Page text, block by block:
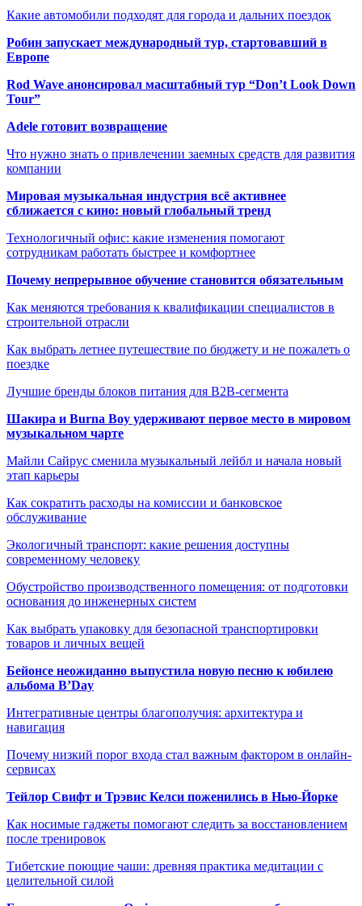
Какие автомобили подходят для города и дальних поездок
Робин запускает международный тур, стартовавший в
Европе
Rod Wave анонсировал масштабный тур “Don’t Look Down
Tour”
Adele готовит возвращение
Что нужно знать о привлечении заемных средств для развития
компании
Мировая музыкальная индустрия всё активнее
сближается с кино: новый глобальный тренд
Технологичный офис: какие изменения помогают
сотрудникам работать быстрее и комфортнее
Почему непрерывное обучение становится обязательным
Как меняются требования к квалификации специалистов в
строительной отрасли
Как выбрать летнее путешествие по бюджету и не пожалеть о
поездке
Лучшие бренды блоков питания для B2B-сегмента
Шакира и Burna Boy удерживают первое место в мировом
музыкальном чарте
Майли Сайрус сменила музыкальный лейбл и начала новый
этап карьеры
Как сократить расходы на комиссии и банковское
обслуживание
Экологичный транспорт: какие решения доступны
современному человеку
Обустройство производственного помещения: от подготовки
основания до инженерных систем
Как выбрать упаковку для безопасной транспортировки
товаров и личных вещей
Бейонсе неожиданно выпустила новую песню к юбилею
альбома B’Day
Интегративные центры благополучия: архитектура и
навигация
Почему низкий порог входа стал важным фактором в онлайн-
сервисах
Тейлор Свифт и Трэвис Келси поженились в Нью-Йорке
Как носимые гаджеты помогают следить за восстановлением
после тренировок
Тибетские поющие чаши: древняя практика медитации с
целительной силой